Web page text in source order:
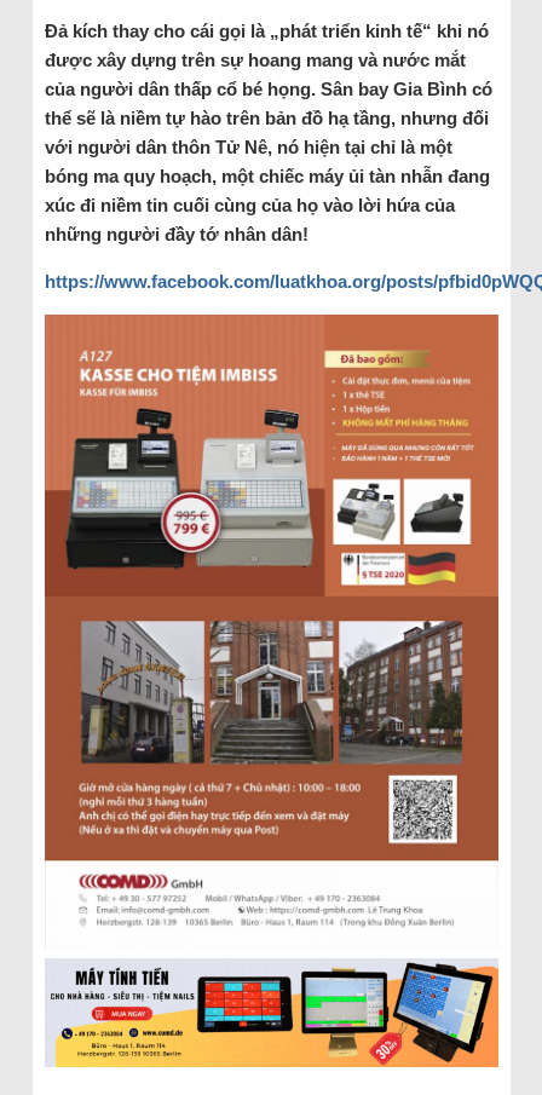
Đả kích thay cho cái gọi là „phát triển kinh tế“ khi nó
được xây dựng trên sự hoang mang và nước mắt
của người dân thấp cổ bé họng. Sân bay Gia Bình có
thể sẽ là niềm tự hào trên bản đồ hạ tầng, nhưng đối
với người dân thôn Tử Nê, nó hiện tại chỉ là một
bóng ma quy hoạch, một chiếc máy ủi tàn nhẫn đang
xúc đi niềm tin cuối cùng của họ vào lời hứa của
những người đầy tớ nhân dân!
https://www.facebook.com/luatkhoa.org/posts/